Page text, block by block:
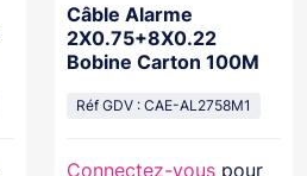
Câble Alarme
2X0.75+8X0.22
Bobine Carton 100M
Réf GDV : CAE-AL2758M1
Connectez-vous pour